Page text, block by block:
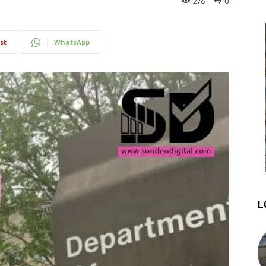
WhatsApp